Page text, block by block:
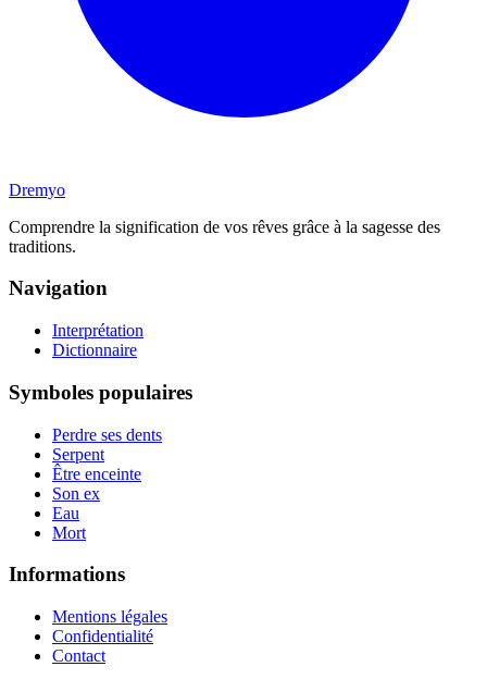
Dremyo
Comprendre la signification de vos rêves grâce à la sagesse des
traditions.
Navigation
Interprétation
Dictionnaire
Symboles populaires
Perdre ses dents
Serpent
Être enceinte
Son ex
Eau
Mort
Informations
Mentions légales
Confidentialité
Contact